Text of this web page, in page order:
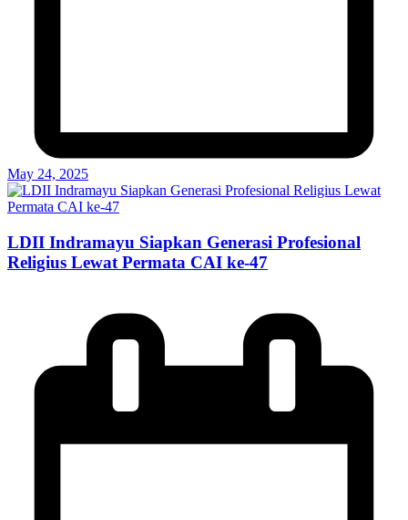
May 24, 2025
LDII Indramayu Siapkan Generasi Profesional
Religius Lewat Permata CAI ke-47